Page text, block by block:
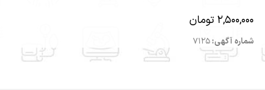
2,500,000 تومان
شماره آگهی:7125